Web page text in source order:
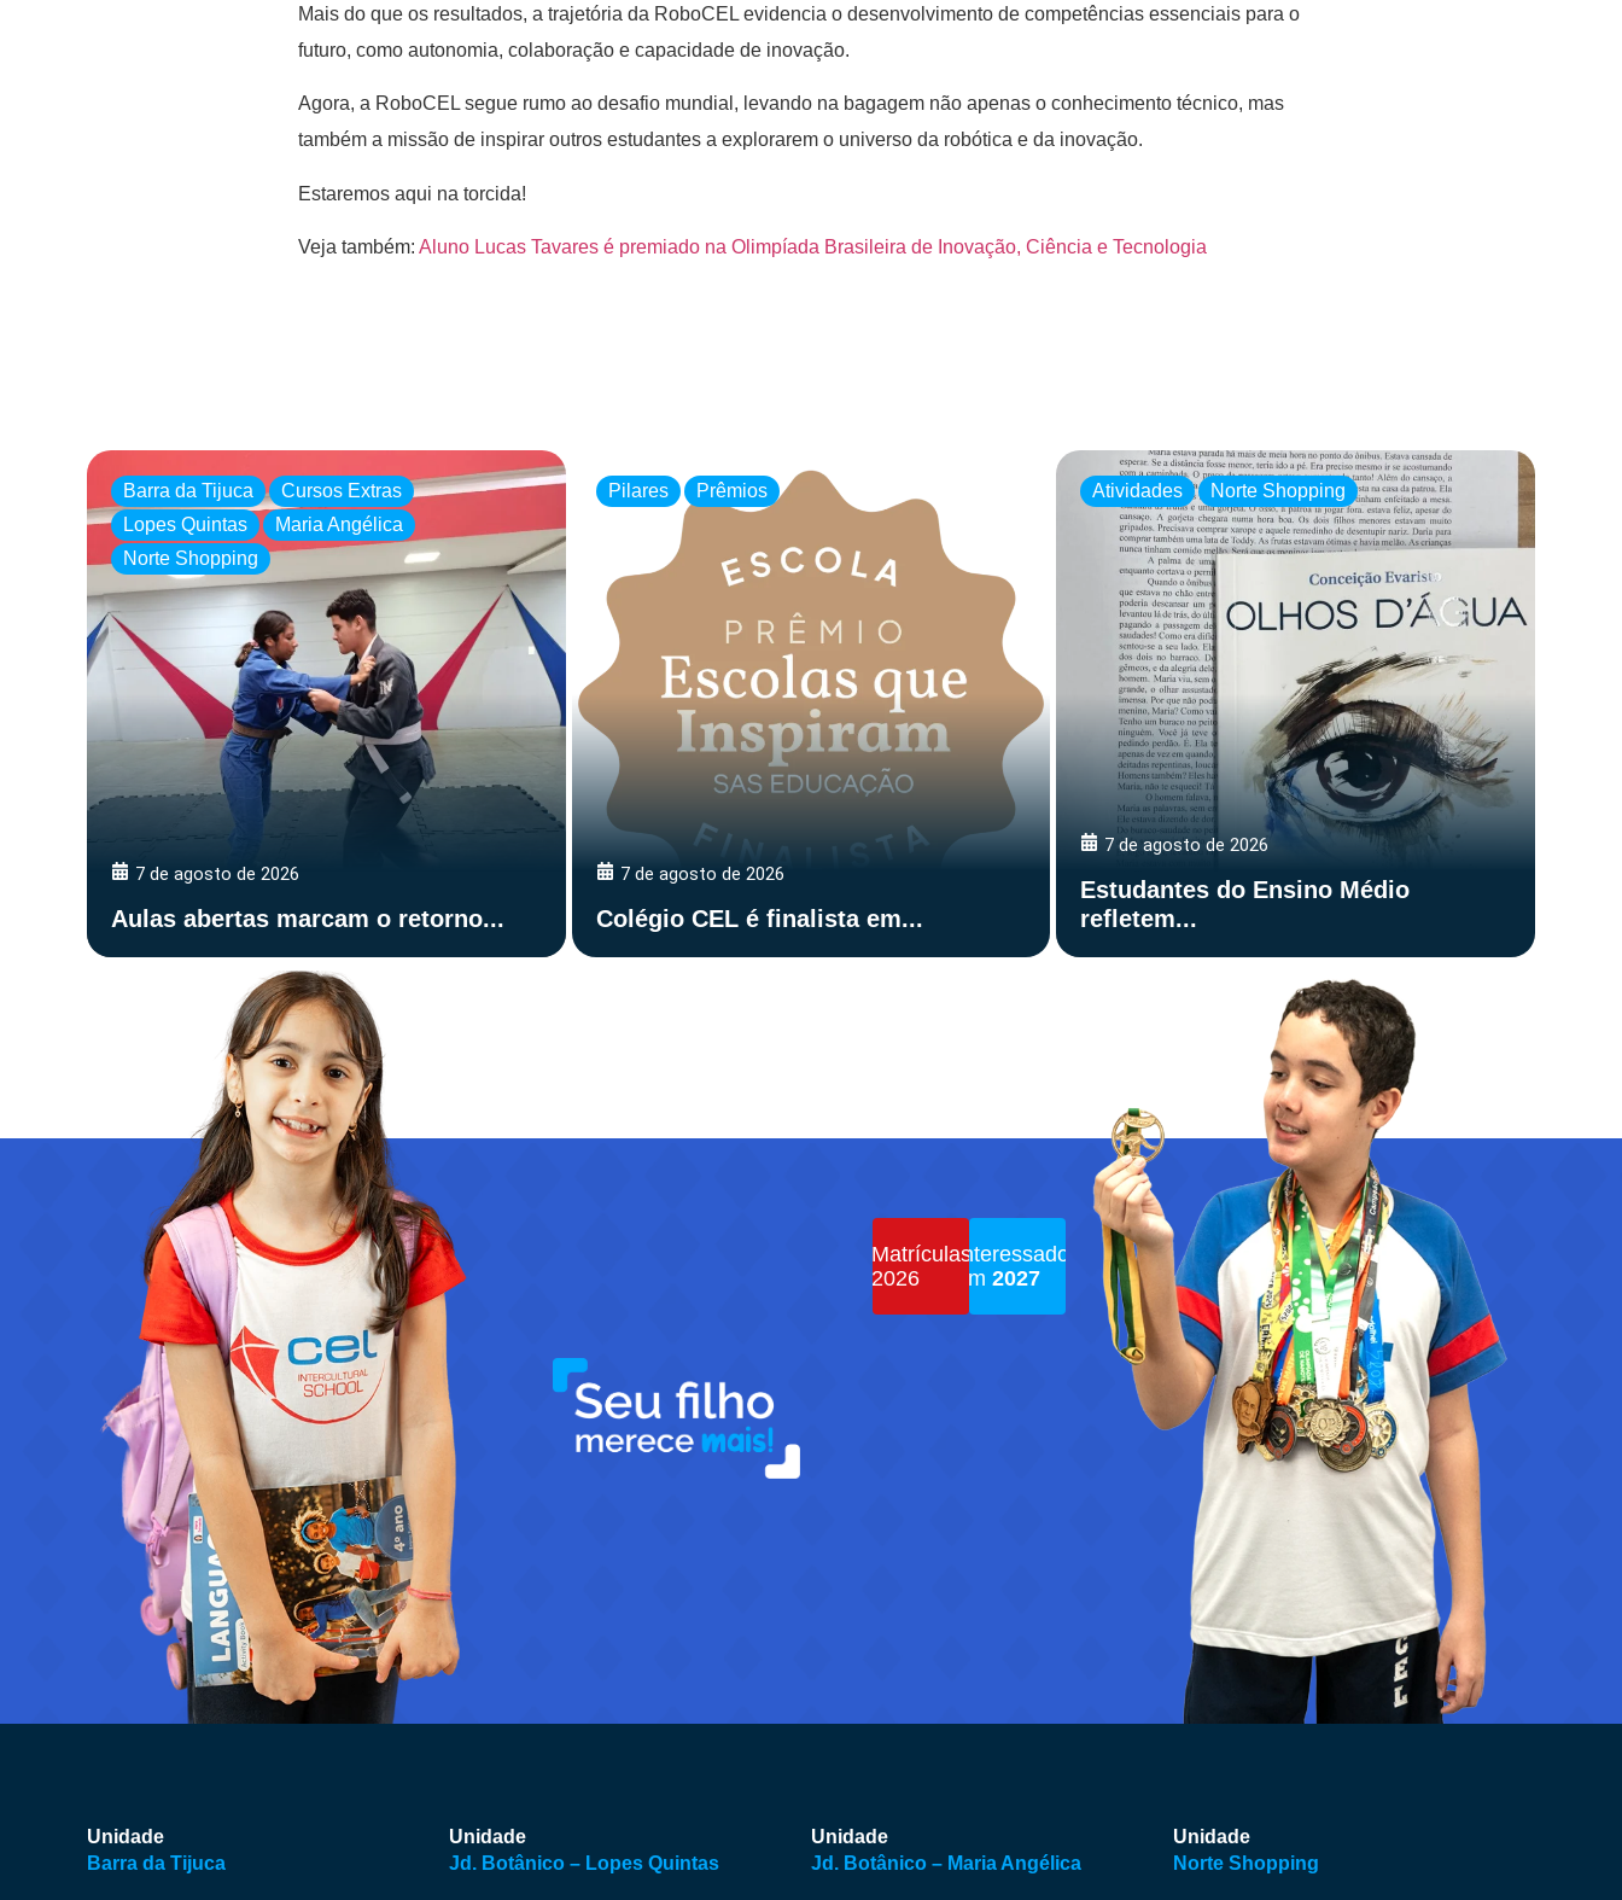
Mais do que os resultados, a trajetória da RoboCEL evidencia o desenvolvimento de competências essenciais para o
futuro, como autonomia, colaboração e capacidade de inovação.
Agora, a RoboCEL segue rumo ao desafio mundial, levando na bagagem não apenas o conhecimento técnico, mas
também a missão de inspirar outros estudantes a explorarem o universo da robótica e da inovação.
Estaremos aqui na torcida!
Veja também: Aluno Lucas Tavares é premiado na Olimpíada Brasileira de Inovação, Ciência e Tecnologia
Barra da Tijuca
Cursos Extras
Lopes Quintas
Maria Angélica
Norte Shopping
7 de agosto de 2026
Aulas abertas marcam o retorno...
Pilares Prêmios
7 de agosto de 2026
Colégio CEL é finalista em...
Atividades Norte Shopping
7 de agosto de 2026
Estudantes do Ensino Médio
refletem...
Matrículas
2026
Interessados
em 2027
Unidade
Barra da Tijuca
Unidade
Jd. Botânico – Lopes Quintas
Unidade
Jd. Botânico – Maria Angélica
Unidade
Norte Shopping